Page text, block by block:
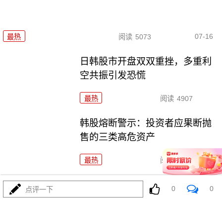
最热 阅读 5073 07-16
日韩股市开盘双双重挫，多重利
空共振引发恐慌
最热 阅读 4907
韩股熔断警示：投资者应果断抛
售的三类高危资产
最热 阅读 3657
海峡交火引爆油价：全球能源市
场的深度震荡
点评一下 0 0